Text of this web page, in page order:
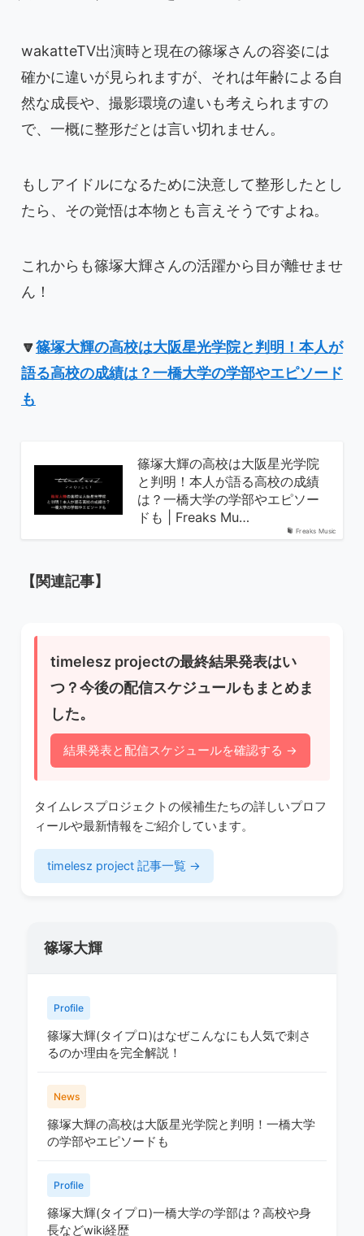
wakatteTV出演時と現在の篠塚さんの容姿には
確かに違いが見られますが、それは年齢による自
然な成長や、撮影環境の違いも考えられますの
で、一概に整形だとは言い切れません。
もしアイドルになるために決意して整形したとし
たら、その覚悟は本物とも言えそうですよね。
これからも篠塚大輝さんの活躍から目が離せませ
ん！
🔽篠塚大輝の高校は大阪星光学院と判明！本人が
語る高校の成績は？一橋大学の学部やエピソード
も
Freaks Music
篠塚大輝の高校は大阪星光学院
と判明！本人が語る高校の成績
は？一橋大学の学部やエピソー
ドも | Freaks Mu…
【関連記事】
timelesz projectの最終結果発表はい
つ？今後の配信スケジュールもまとめま
した。
結果発表と配信スケジュールを確認する →
タイムレスプロジェクトの候補生たちの詳しいプロフ
ィールや最新情報をご紹介しています。
timelesz project 記事一覧 →
篠塚大輝
Profile
篠塚大輝(タイプロ)はなぜこんなにも人気で刺さ
るのか理由を完全解説！
News
篠塚大輝の高校は大阪星光学院と判明！一橋大学
の学部やエピソードも
Profile
篠塚大輝(タイプロ)一橋大学の学部は？高校や身
長などwiki経歴